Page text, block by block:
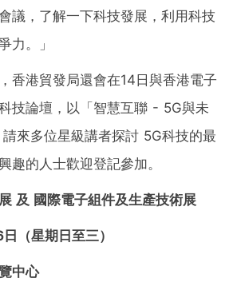
議，了解一下科技發展，利用科技
力。」
香港貿發局還會在14日與香港電子
技論壇，以「智慧互聯 - 5G與未
來多位星級講者探討 5G科技的最
趣的人士歡迎登記參加。
及 國際電子組件及生產技術展
（星期日至三）
中心